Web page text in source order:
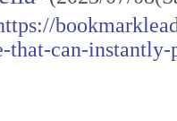
that-can-